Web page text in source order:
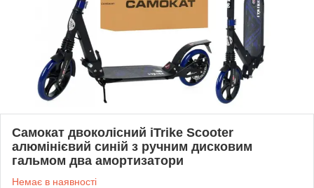
Самокат двоколісний iTrike Scooter
алюмінієвий синій з ручним дисковим
гальмом два амортизатори
Немає в наявності